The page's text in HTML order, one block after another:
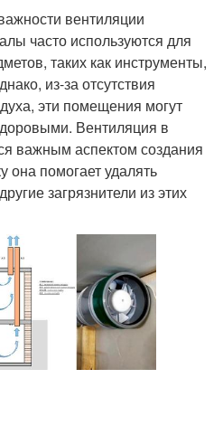
вентиляции
часто используются для
таких как инструменты,
из-за отсутствия
эти помещения могут
Вентиляция в
важным аспектом создания
она помогает удалять
загрязнители из этих